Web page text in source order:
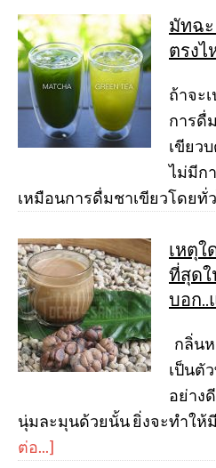
มัทฉะ
ตรงไ
ถ้าจะ
การดื่
เขียว
ไม่มีก
เหมือนการดื่มชาเขียวโดยทั่
เหตุใ
ที่สุดใ
บอก..
กลิ่น
เป็นตั
อย่าง
นุ่มละมุนด้วยนั้น ยิ่งจะทำใ
ต่อ...]